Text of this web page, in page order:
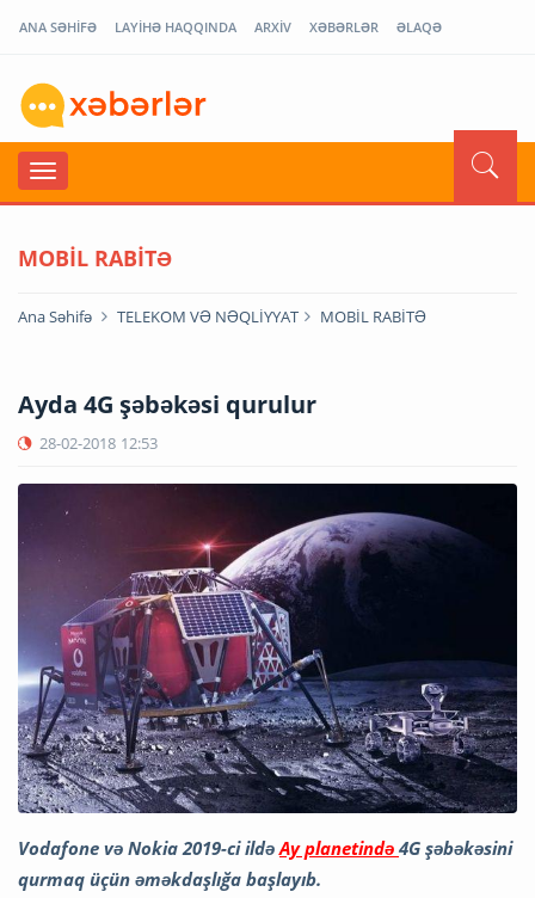
ANA SƏHİFƏ LAYİHƏ HAQQINDA ARXİV XƏBƏRLƏR ƏLAQƏ
MOBİL RABİTƏ
Ana Səhifə TELEKOM VƏ NƏQLİYYAT MOBİL RABİTƏ
Ayda 4G şəbəkəsi qurulur
28-02-2018 12:53
Vodafone və Nokia 2019-ci ildəAy planetində 4G şəbəkəsini
qurmaq üçün əməkdaşlığa başlayıb.